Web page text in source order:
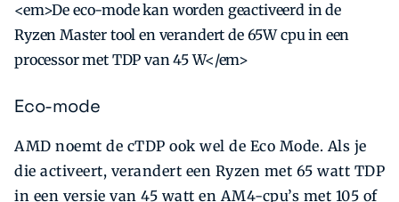
<em>De eco-mode kan worden geactiveerd in de
Ryzen Master tool en verandert de 65W cpu in een
processor met TDP van 45 W</em>
Eco-mode
AMD noemt de cTDP ook wel de Eco Mode. Als je
die activeert, verandert een Ryzen met 65 watt TDP
in een versie van 45 watt en AM4-cpu’s met 105 of